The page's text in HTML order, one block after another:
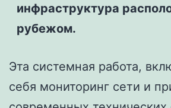
инфраструктура
рубежом.
Эта системная работа,
себя мониторинг сети и